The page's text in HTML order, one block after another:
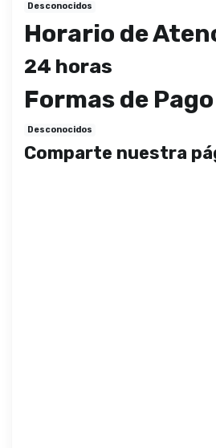
Desconocidos
Horario de
24 horas
Formas de Pago
Desconocidos
Comparte nuestra